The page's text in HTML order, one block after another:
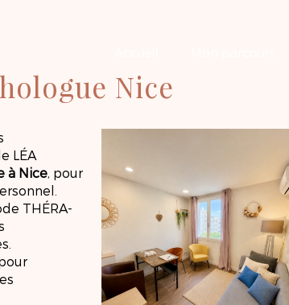
Nice
LÉA
à Nice, pour
THÉRA-